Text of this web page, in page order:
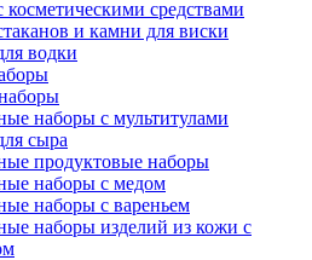
средствами
и камни для виски
водки
наборы с мультитулами
сыра
продуктовые наборы
наборы с медом
наборы с вареньем
наборы изделий из кожи с